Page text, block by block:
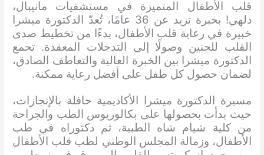
قلب الأطفال المتميزة في مستشفيات مانيبال،
دلهي! بخبرة تزيد عن 36 عامًا، تُعدّ الدكتورة ميشرا
خبيرة في رعاية قلب الأطفال، بدءًا من تخطيط صدى
القلب للجنين وصولًا إلى التدخلات المعقدة. تجمع
الدكتورة ميشرا بين الخبرة العالية والتعاطف الصادق،
لضمان حصول كل طفل على أفضل رعاية ممكنة.
مسيرة الدكتورة ميشرا الأكاديمية حافلة بالإنجازات،
حيث بدأت بحصولها على بكالوريوس الطب والجراحة
من كلية شيام شاه الطبية، ثم دكتوراه في طب
الأطفال، وزمالة المجلس الوطني لطب قلب الأطفال